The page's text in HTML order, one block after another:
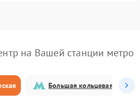
на Вашей станции метро
Большая кольцевая